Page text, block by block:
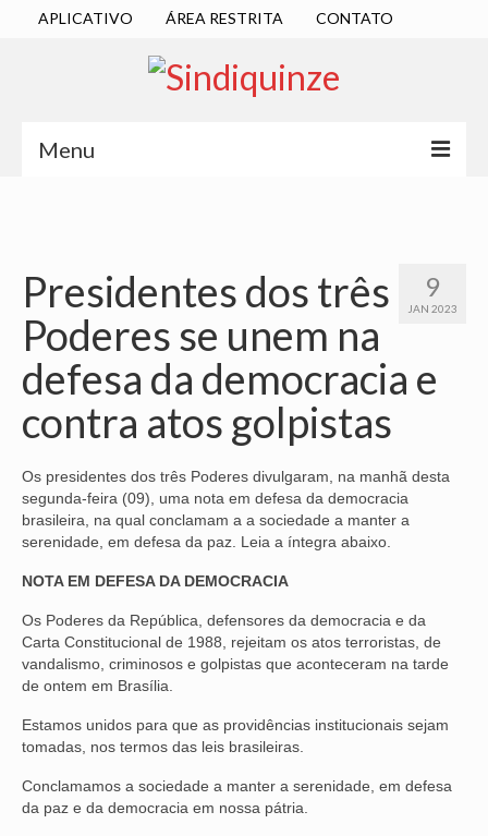
APLICATIVO ÁREA RESTRITA CONTATO
Menu
DIRETORIA EXECUTIVA
ESTATUTO
ATAS
LOCALIZAÇÃO
QUEM SOMOS
NOSSA HISTÓRIA
ARAÇATUBA
BAURU
RIBEIRÃO PRETO
SÃO JOSÉ DOS CAMPOS
9
JAN 2023
Presidentes dos três
Poderes se unem na
defesa da democracia e
contra atos golpistas
Os presidentes dos três Poderes divulgaram, na manhã desta
segunda-feira (09), uma nota em defesa da democracia
brasileira, na qual conclamam a a sociedade a manter a
serenidade, em defesa da paz. Leia a íntegra abaixo.
NOTA EM DEFESA DA DEMOCRACIA
Os Poderes da República, defensores da democracia e da
Carta Constitucional de 1988, rejeitam os atos terroristas, de
vandalismo, criminosos e golpistas que aconteceram na tarde
de ontem em Brasília.
Estamos unidos para que as providências institucionais sejam
tomadas, nos termos das leis brasileiras.
Conclamamos a sociedade a manter a serenidade, em defesa
da paz e da democracia em nossa pátria.